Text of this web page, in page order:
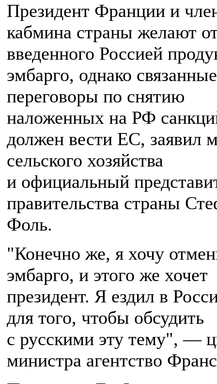
Президент Франции и
кабмина страны желают
введенного Россией
эмбарго, однако
переговоры по снятию
наложенных на РФ
должен вести ЕС, заявил
сельского хозяйства
и официальный
правительства страны
Фоль.
"Конечно же, я хочу
эмбарго, и этого же хочет
президент. Я ездил в
для того, чтобы обсудить
с русскими эту тему", —
министра агентство